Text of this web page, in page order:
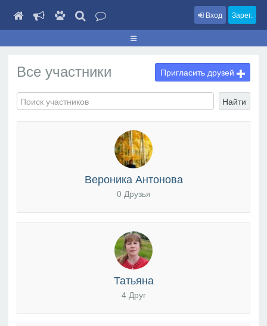
Вход Зарег.
Все участники
Найти
Пригласить друзей
Вероника Антонова
0 Друзья
Татьяна
4 Друг